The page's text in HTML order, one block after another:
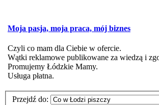
Moja pasja, moja praca, mój biznes
Czyli co mam dla Ciebie w ofercie.
Wątki reklamowe publikowane za wiedzą i
Promujemy Łódzkie Mamy.
Usługa płatna.
Przejdź do: